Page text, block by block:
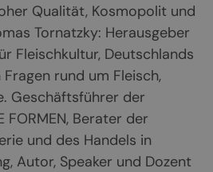
Qualität, Kosmopolit und
Tornatzky: Herausgeber
Fleischkultur, Deutschlands
rund um Fleisch,
Geschäftsführer der
FORMEN, Berater der
und des Handels in
Autor, Speaker und Dozent